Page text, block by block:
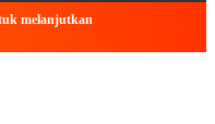
melanjutkan